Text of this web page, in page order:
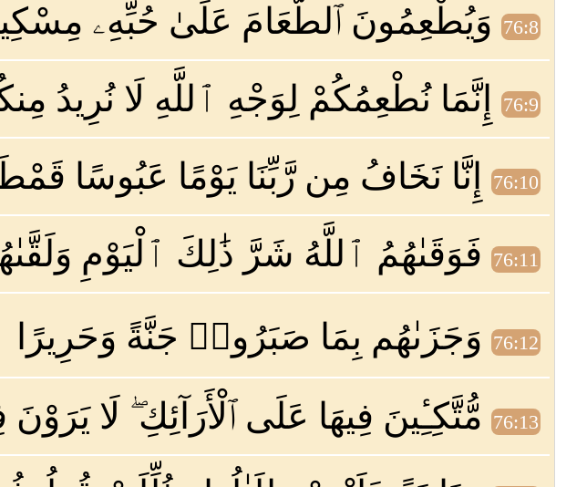
76:8 وَيُطْعِمُونَ ٱلطَّعَامَ عَلَىٰ حُبِّهِۦ مِسْكِينًا
76:9 إِنَّمَا نُطْعِمُكُمْ لِوَجْهِ ٱللَّهِ لَا نُرِيدُ
76:10 إِنَّا نَخَافُ مِن رَّبِّنَا يَوْمًا عَبُوسًا
76:11 فَوَقَىٰهُمُ ٱللَّهُ شَرَّ ذَٰلِكَ ٱلْيَوْمِ
76:12 وَجَزَىٰهُم بِمَا صَبَرُوا۟ جَنَّةً وَحَرِيرًا
76:13 مُّتَّكِـِٔينَ فِيهَا عَلَى ٱلْأَرَآئِكِ ۖ لَا يَرَوْنَ